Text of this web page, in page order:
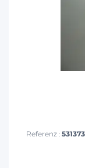
Referenz : 531373